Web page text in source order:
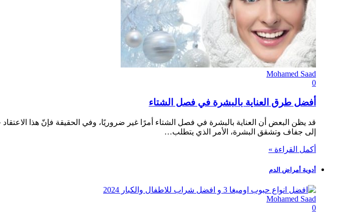
Mohamed Saad
0
أفضل طرق العناية بالبشرة في فصل الشتاء
قد يظن البعض أن العناية بالبشرة في فصل الشتاء أمرًا غير ضروريًا، وفي الحقيقة فإنّ هذا
إلى جفاف وتشقق البشرة، الأمر الذي يتطلب…
أكمل القراءة »
أدوية أمراض الدم
Mohamed Saad
0